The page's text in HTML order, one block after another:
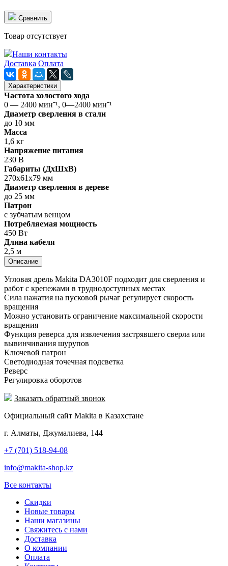
Cравнить
Товар отсутствует
Наши контакты
Доставка Оплата
Характеристики
Частота холостого хода
0 — 2400 минˉ¹, 0—2400 минˉ¹
Диаметр сверления в стали
до 10 мм
Масса
1,6 кг
Напряжение питания
230 В
Габариты (ДхШхВ)
270х61х79 мм
Диаметр сверления в дереве
до 25 мм
Патрон
с зубчатым венцом
Потребляемая мощность
450 Вт
Длина кабеля
2,5 м
Описание
Угловая дрель Makita DA3010F подходит для сверления и
работ с крепежами в труднодоступных местах
Сила нажатия на пусковой рычаг регулирует скорость
вращения
Можно установить ограничение максимальной скорости
вращения
Функция реверса для извлечения застрявшего сверла или
вывинчивания шурупов
Ключевой патрон
Светодиодная точечная подсветка
Реверс
Регулировка оборотов
Заказать обратный звонок
Официальный сайт Makita в Казахстане
г. Алматы, Джумалиева, 144
+7 (701) 518-94-08
info@makita-shop.kz
Все контакты
Скидки
Новые товары
Наши магазины
Свяжитесь с нами
Доставка
О компании
Оплата